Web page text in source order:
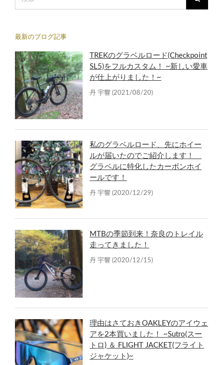
最新のブログ記事
TREKのグラベルロード(Checkpoint
SL5)をフルカスタム！ ~新しい愛車
が仕上がりました！~
丹 宇響 (2021/08/20)
私のグラベルロード、先にホイー
ルが届いたのでご紹介します！
グラベルに特化したカーボンホイ
ールです！
丹 宇響 (2020/12/29)
MTBの季節到来！奈良のトレイル
走ってきました！
丹 宇響 (2020/12/15)
理由はさておきOAKLEYのアイウェ
アを2本買いました！ ~Sutro(スー
トロ) ＆ FLIGHT JACKET(フライト
ジャケット)~